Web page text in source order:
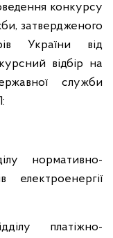
конкурсу
затвердженого
України від
відбір на
служби
нормативно-
електроенергії
платіжно-